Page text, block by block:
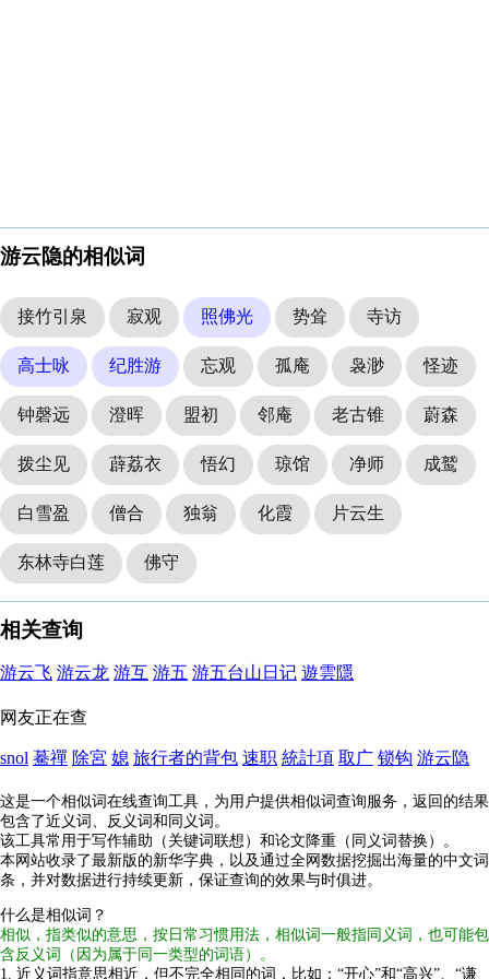
游云隐的相似词
接竹引泉 寂观 照佛光 势耸 寺访
高士咏 纪胜游 忘观 孤庵 袅渺 怪迹
钟磬远 澄晖 盟初 邻庵 老古锥 蔚森
拨尘见 薜荔衣 悟幻 琼馆 净师 成鹫
白雪盈 僧合 独翁 化霞 片云生
东林寺白莲 佛守
相关查询
游云飞 游云龙 游互 游五 游五台山日记 遊雲隱
网友正在查
snol 驀禪 除宮 媳 旅行者的背包 速职 統計項 取广 锁钩 游云隐
这是一个相似词在线查询工具，为用户提供相似词查询服务，返回的结果
包含了近义词、反义词和同义词。
该工具常用于写作辅助（关键词联想）和论文降重（同义词替换）。
本网站收录了最新版的新华字典，以及通过全网数据挖掘出海量的中文词
条，并对数据进行持续更新，保证查询的效果与时俱进。
什么是相似词？
相似，指类似的意思，按日常习惯用法，相似词一般指同义词，也可能包
含反义词（因为属于同一类型的词语）。
1. 近义词指意思相近，但不完全相同的词，比如：“开心”和“高兴”、“谦